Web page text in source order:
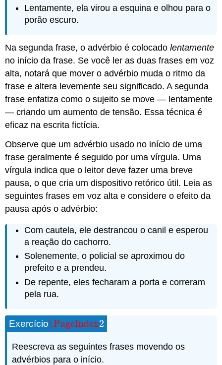
Lentamente, ela virou a esquina e olhou para o
porão escuro.
Na segunda frase, o advérbio é colocadolentamente
no início da frase. Se você ler as duas frases em voz
alta, notará que mover o advérbio muda o ritmo da
frase e altera levemente seu significado. A segunda
frase enfatiza como o sujeito se move — lentamente
— criando um aumento de tensão. Essa técnica é
eficaz na escrita fictícia.
Observe que um advérbio usado no início de uma
frase geralmente é seguido por uma vírgula. Uma
vírgula indica que o leitor deve fazer uma breve
pausa, o que cria um dispositivo retórico útil. Leia as
seguintes frases em voz alta e considere o efeito da
pausa após o advérbio:
Com cautela, ele destrancou o canil e esperou
a reação do cachorro.
Solenemente, o policial se aproximou do
prefeito e a prendeu.
De repente, eles fecharam a porta e correram
pela rua.
Exercício\PageIndex2
\PageIndex2
Reescreva as seguintes frases movendo os
advérbios para o início.